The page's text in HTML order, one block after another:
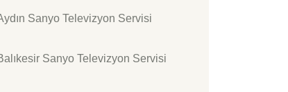
Sanyo Televizyon Servisi
Sanyo Televizyon Servisi